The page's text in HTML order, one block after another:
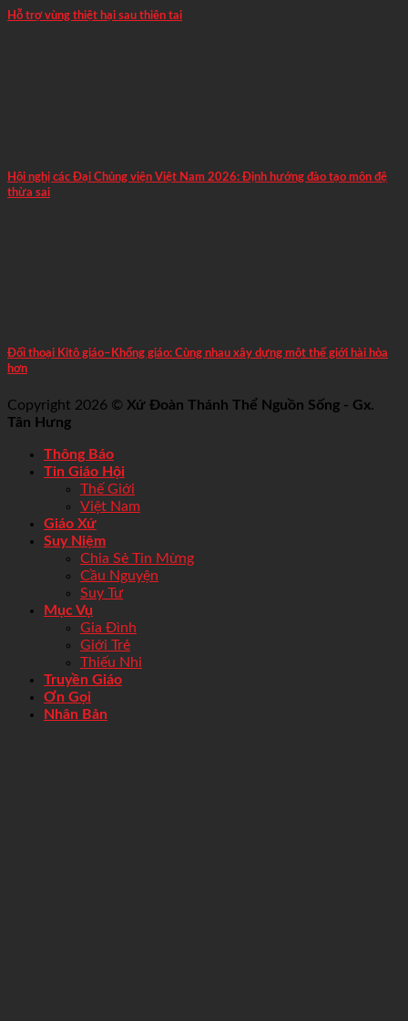
Hỗ trợ vùng thiệt hại sau thiên tai
Hội nghị các Đại Chủng viện Việt Nam 2026: Định hướng đào tạo môn đệ
thừa sai
Đối thoại Kitô giáo–Khổng giáo: Cùng nhau xây dựng một thế giới hài hòa
hơn
Copyright 2026 © Xứ Đoàn Thánh Thể Nguồn Sống - Gx.
Tân Hưng
Thông Báo
Tin Giáo Hội
Thế Giới
Việt Nam
Giáo Xứ
Suy Niệm
Chia Sẻ Tin Mừng
Cầu Nguyện
Suy Tư
Mục Vụ
Gia Đình
Giới Trẻ
Thiếu Nhi
Truyền Giáo
Ơn Gọi
Nhân Bản